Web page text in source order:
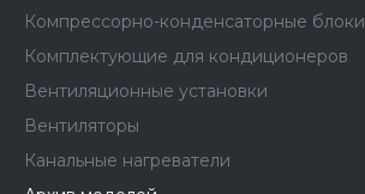
Компрессорно-конденсаторные блоки
Комплектующие для кондиционеров
Вентиляционные установки
Вентиляторы
Канальные нагреватели